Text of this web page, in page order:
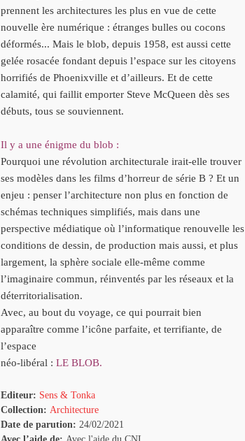
prennent les architectures les plus en vue de cette
nouvelle ère numérique : étranges bulles ou cocons
déformés... Mais le blob, depuis 1958, est aussi cette
gelée rosacée fondant depuis l’espace sur les citoyens
horrifiés de Phoenixville et d’ailleurs. Et de cette
calamité, qui faillit emporter Steve McQueen dès ses
débuts, tous se souviennent.
Il y a une énigme du blob :
Pourquoi une révolution architecturale irait-elle trouver
ses modèles dans les films d’horreur de série B ? Et un
enjeu : penser l’architecture non plus en fonction de
schémas techniques simplifiés, mais dans une
perspective médiatique où l’informatique renouvelle les
conditions de dessin, de production mais aussi, et plus
largement, la sphère sociale elle-même comme
l’imaginaire commun, réinventés par les réseaux et la
déterritorialisation.
Avec, au bout du voyage, ce qui pourrait bien
apparaître comme l’icône parfaite, et terrifiante, de
l’espace
néo-libéral : LE BLOB.
Editeur: Sens & Tonka
Collection: Architecture
Date de parution: 24/02/2021